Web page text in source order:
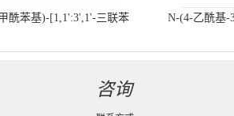
酰苯基)-[1,1':3',1'-三联苯
N-(4-乙酰基-
咨询